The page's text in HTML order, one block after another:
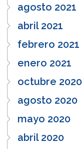
agosto 2021
abril 2021
febrero 2021
enero 2021
octubre 2020
agosto 2020
mayo 2020
abril 2020